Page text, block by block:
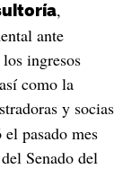
,
ante
ingresos
como la
y socias
pasado mes
Senado del